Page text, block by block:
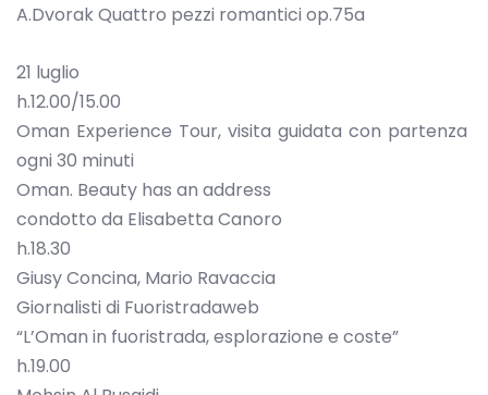
A.Dvorak Quattro pezzi romantici op.75a
21 luglio
h.12.00/15.00
Oman Experience Tour, visita guidata con partenza
ogni 30 minuti
Oman. Beauty has an address
condotto da Elisabetta Canoro
h.18.30
Giusy Concina, Mario Ravaccia
Giornalisti di Fuoristradaweb
“L’Oman in fuoristrada, esplorazione e coste”
h.19.00